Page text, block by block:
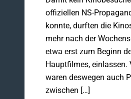
offiziellen NS-
konnte, durften die
mehr nach der
etwa erst zum Beginn
Hauptfilmes, einlassen.
waren deswegen auch
zwischen […]